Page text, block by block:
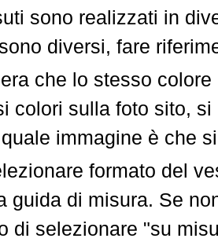
sono realizzati in
diversi, fare
che lo stesso
colori sulla foto sito,
immagine è che
formato del
guida di misura. Se
di selezionare "su